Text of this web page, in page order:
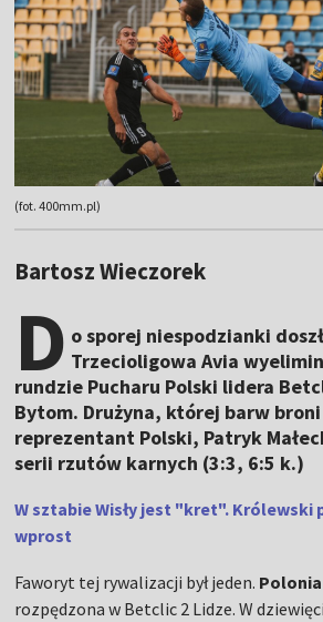
(fot. 400mm.pl)
Bartosz Wieczorek
D o sporej niespodzianki
Trzecioligowa Avia
rundzie Pucharu Polski lidera
Bytom. Drużyna, której barw broni
reprezentant Polski, Patryk
serii rzutów karnych (3:3, 6:5 k.)
W sztabie Wisły jest "kret". Królewski
wprost
Faworyt tej rywalizacji był jeden.
rozpędzona w Betclic 2 Lidze. W